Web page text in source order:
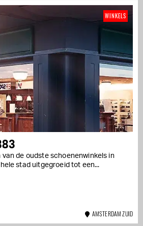
van de oudste schoenenwinkels in
stad uitgegroeid tot een...
WINKELS
AMSTERDAM ZUID